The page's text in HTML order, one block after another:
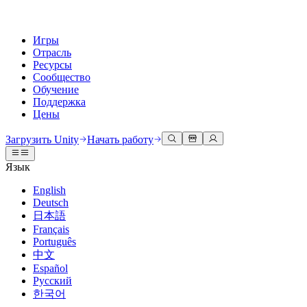
Игры
Отрасль
Ресурсы
Сообщество
Обучение
Поддержка
Цены
Движок Unity
Создавайте 2D и 3D игры для любой платформы
Совместная работа
Сотрудничайте и быстро вносите изменения с вашей командой
Загрузить Unity
Тарифы и цены
Развертывание
Многоплатформенность
3D сотрудничество
Создавайте и просматривайте 3D проекты в реальном времени
Иммерсивное обучение
Обучение в иммерсивных средах
Пользовательские опыты
Создавайте интерактивные 3D опыты
Отрасли
Производство
Документация
Инструменты для разработчиков
Версии релизов и трекер проблем
План развития
Обзор предстоящих функций
Глоссарий
Обсуждения
События
Глобальные и местные события
Истории сообщества
Made with Unity
Показ Unity-креаторов
Unity Learn
Освойте навыки Unity бесплатно
Профессиональное обучение
Повышайте уровень своей команды с тренерами Unity
Не использовали Unity раньше
С чего начать
Приступите к обучению
Основные пути Unity
Получить помощь
Помогаем вам добиться успеха с Unity
Планы успеха
Достигайте своих целей быстрее с помощью экспертов
FAQ
Ответы на часто задаваемые вопросы
Связаться с нами
Свяжитесь с нашей командой
Загрузить Unity Начать работу
Язык
English
Deutsch
日本語
Français
Português
中文
Español
Русский
한국어